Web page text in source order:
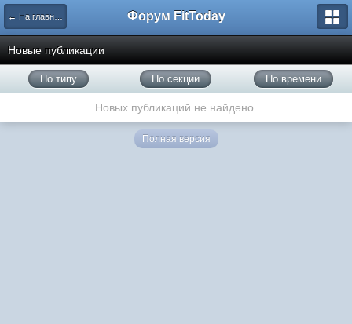
← На главную Форум FitToday
Новые публикации
По типу По секции По времени
Новых публикаций не найдено.
Полная версия